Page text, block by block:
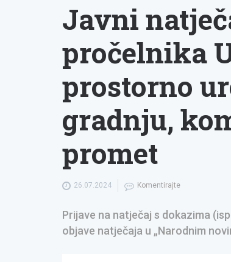
Javni
pročelnika
prostorno
gradnju,
promet
26.07.2024 Komentirajte
Prijave na natječaj s dokazima
objave natječaja u „Narodnim